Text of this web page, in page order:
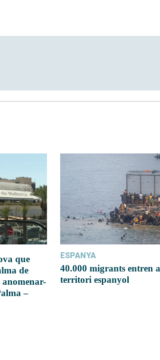
que
de
–
ESPANYA
40.000 migrants entren a
territori espanyol